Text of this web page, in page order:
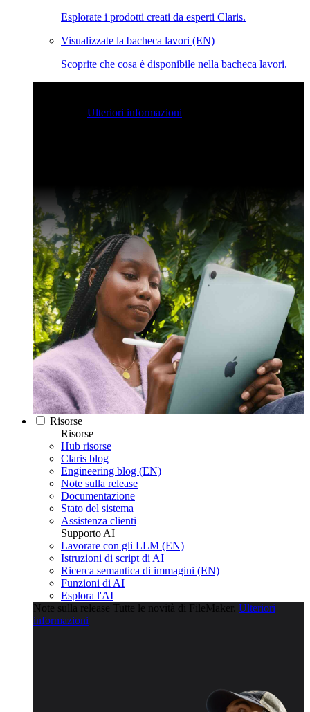
Esplorate i prodotti creati da esperti Claris.
Visualizzate la bacheca lavori (EN)
Scoprite che cosa è disponibile nella bacheca lavori.
Ulteriori informazioni
Risorse
Risorse
Hub risorse
Claris blog
Engineering blog (EN)
Note sulla release
Documentazione
Stato del sistema
Assistenza clienti
Supporto AI
Lavorare con gli LLM (EN)
Istruzioni di script di AI
Ricerca semantica di immagini (EN)
Funzioni di AI
Esplora l'AI
Note sulla release Tutte le novità di FileMaker. Ulteriori
informazioni